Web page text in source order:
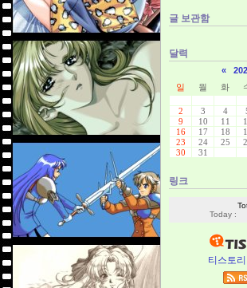
글 보관함
달력
«
일
월 화
2
3 4
9
10 11
16
17 18
23
24 25
30
31
링크
Today :
티스토